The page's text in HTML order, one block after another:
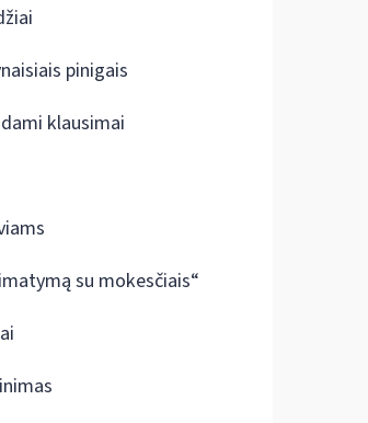
pinigais
klausimai
su mokesčiais“